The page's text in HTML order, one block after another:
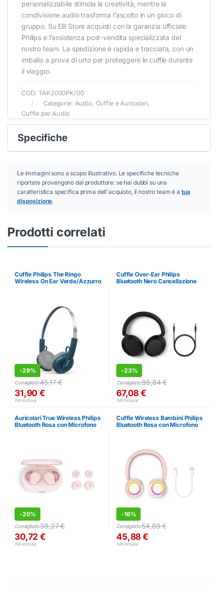
personalizzabile stimola la creatività, mentre la
condivisione audio trasforma l’ascolto in un gioco di
gruppo. Su EB Store acquisti con la garanzia ufficiale
Philips e l’assistenza post-vendita specializzata del
nostro team. La spedizione è rapida e tracciata, con un
imballo a prova di urto per proteggere le cuffie durante
il viaggio.
COD:TAK2000PK/00
Categorie: Audio Cuffie e Auricolari
Cuffie per Audio
Specifiche
Le immagini sono a scopo illustrativo. Le specifiche tecniche
riportate provengono dal produttore: se hai dubbi su una
caratteristica specifica prima dell'acquisto, il nostro team è a tua
disposizione.
Prodotti correlati
Cuffie Philips The Ringo
Wireless On Ear Verde/Azzurro
-29%
Consigliato:45,17€
31,90€
IVA inclusa
Cuffie Over-Ear Philips
Bluetooth Nero Cancellazione
-23%
Consigliato:86,84€
67,08€
IVA inclusa
Auricolari True Wireless Philips
Bluetooth Rosa con Microfono
-20%
Consigliato:38,27€
30,72€
IVA inclusa
Cuffie Wireless Bambini Philips
Bluetooth Rosa con Microfono
-16%
Consigliato:54,89€
45,88€
IVA inclusa